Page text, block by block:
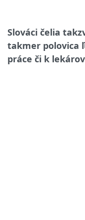
Slováci čelia
takmer polovica
práce či k